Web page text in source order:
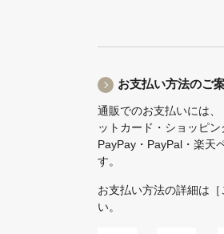
お支払い方法のご
通販でのお支払いには
ットカード・ショッピ
PayPay・PayPal・楽天
す。
お支払い方法の詳細は
い。